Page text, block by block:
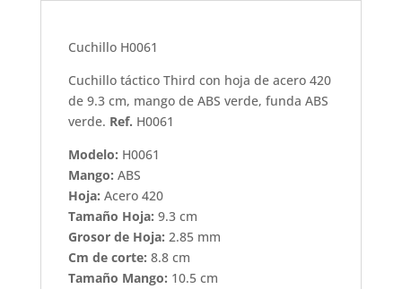
Cuchillo H0061
Cuchillo táctico Third con hoja de acero 420
de 9.3 cm, mango de ABS verde, funda ABS
verde. Ref. H0061
Modelo: H0061
Mango: ABS
Hoja: Acero 420
Tamaño Hoja: 9.3 cm
Grosor de Hoja: 2.85 mm
Cm de corte: 8.8 cm
Tamaño Mango: 10.5 cm